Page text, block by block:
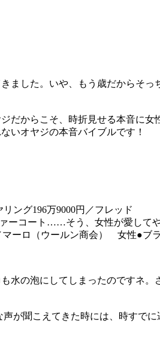
ました。いや、もう歳だからそ
だからこそ、時折見せる本音に女
いオヤジの本音バイブルです！
ーコート……そう、女性が愛して
ーロ（ウールン商会） 女性●ブ
水の泡にしてしまったのですネ。
が聞こえてきた時には、時すで